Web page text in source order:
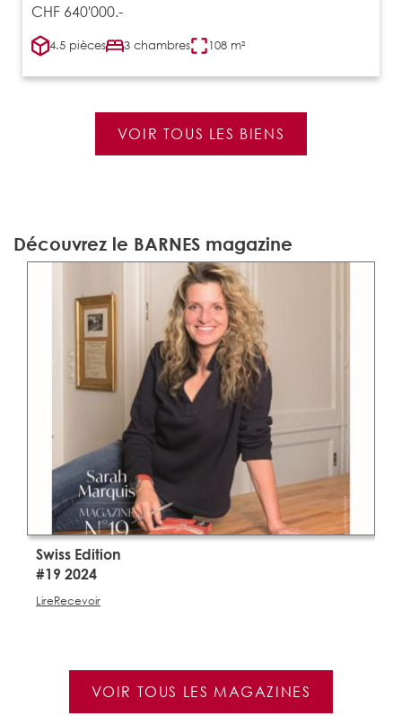
CHF 640'000.-
4.5 pièces 3 chambres 108 m²
VOIR TOUS LES BIENS
Découvrez le BARNES magazine
Swiss Edition
#19 2024
LireRecevoir
VOIR TOUS LES MAGAZINES